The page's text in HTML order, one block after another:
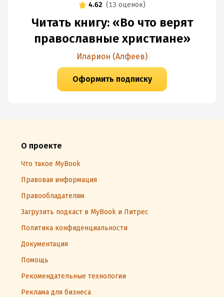
4.62 (13 оценок)
Читать книгу: «Во что верят
православные христиане»
Иларион (Алфеев)
Оформить подписку
О проекте
Что такое MyBook
Правовая информация
Правообладателям
Загрузить подкаст в MyBook и Литрес
Политика конфиденциальности
Документация
Помощь
Рекомендательные технологии
Реклама для бизнеса